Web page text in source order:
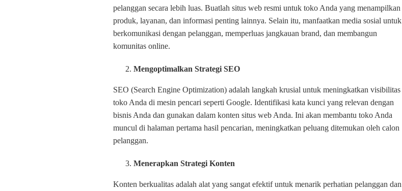
pelanggan secara lebih luas. Buatlah situs web resmi untuk toko Anda yang menampilkan
produk, layanan, dan informasi penting lainnya. Selain itu, manfaatkan media sosial untuk
berkomunikasi dengan pelanggan, memperluas jangkauan brand, dan membangun
komunitas online.
Mengoptimalkan Strategi SEO
SEO (Search Engine Optimization) adalah langkah krusial untuk meningkatkan visibilitas
toko Anda di mesin pencari seperti Google. Identifikasi kata kunci yang relevan dengan
bisnis Anda dan gunakan dalam konten situs web Anda. Ini akan membantu toko Anda
muncul di halaman pertama hasil pencarian, meningkatkan peluang ditemukan oleh calon
pelanggan.
Menerapkan Strategi Konten
Konten berkualitas adalah alat yang sangat efektif untuk menarik perhatian pelanggan dan